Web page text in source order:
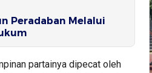
Peradaban Melalui
partainya dipecat oleh